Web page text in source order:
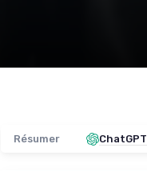
Résumer ChatGPT